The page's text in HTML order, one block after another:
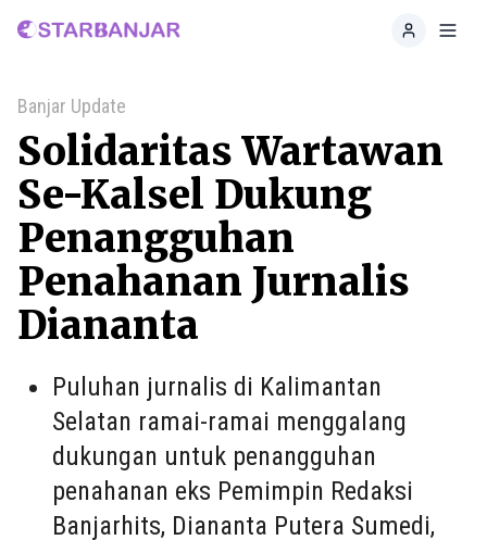
Home
Banjar Update
Solidaritas Wartawan
Se-Kalsel Dukung
Penangguhan
Penahanan Jurnalis
Diananta
Puluhan jurnalis di Kalimantan
Selatan ramai-ramai menggalang
dukungan untuk penangguhan
penahanan eks Pemimpin Redaksi
Banjarhits, Diananta Putera Sumedi,